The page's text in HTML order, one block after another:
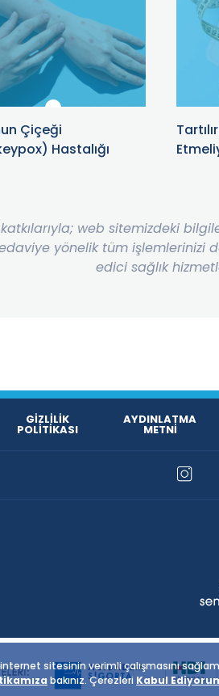
Çiçeği
Hastalığı
web sitemizdeki
yönelik tüm işlemlerinizi
edici sağlık
GİZLİLİK
POLİTİKASI
AYDINLATMA
METNİ
sitesinin verimli çalışmasını
bakınız. Çerezleri Kabul